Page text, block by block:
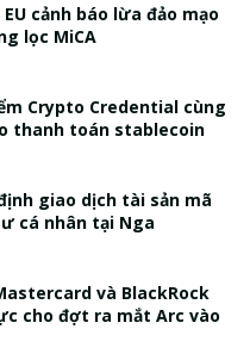
cảnh báo lừa đảo mạo
lọc MiCA
Crypto Credential cùng
thanh toán stablecoin
giao dịch tài sản mã
cá nhân tại Nga
và BlackRock
cho đợt ra mắt Arc vào